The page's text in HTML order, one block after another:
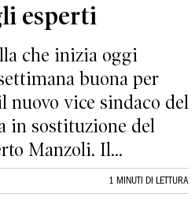
esperti
che inizia oggi
buona per
nuovo vice sindaco del
in sostituzione del
Manzoli. Il...
1 MINUTI DI LETTURA